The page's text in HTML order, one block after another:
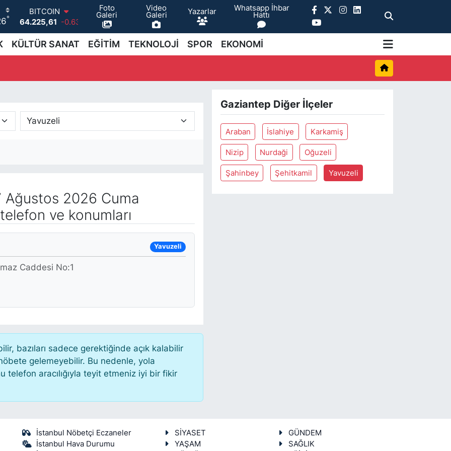
°
BITCOIN
64.225,61 -0.63
DOLAR
47,7143 0.16
EURO
BİST100
Foto
Galeri
Video
Galeri Yazarlar Whatsapp İhbar
Hattı
KÜLTÜR SANAT EĞİTİM TEKNOLOJİ SPOR EKONOMİ
Ağustos 2026 Cuma
ve konumları
Yavuzeli
Caddesi No:1
bazıları sadece gerektiğinde açık kalabilir
gelemeyebilir. Bu nedenle, yola
telefon aracılığıyla teyit etmeniz iyi bir fikir
Gaziantep Diğer İlçeler
Araban İslahiye Karkamiş
Nizip Nurdaği Oğuzeli
Şahinbey Şehitkamil Yavuzeli
İstanbul Nöbetçi Eczaneler
İstanbul Hava Durumu
SİYASET
GÜNDEM
YAŞAM
SAĞLIK